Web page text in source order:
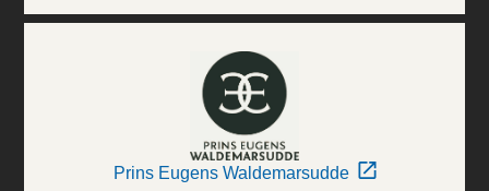
Prins Eugens Waldemarsudde